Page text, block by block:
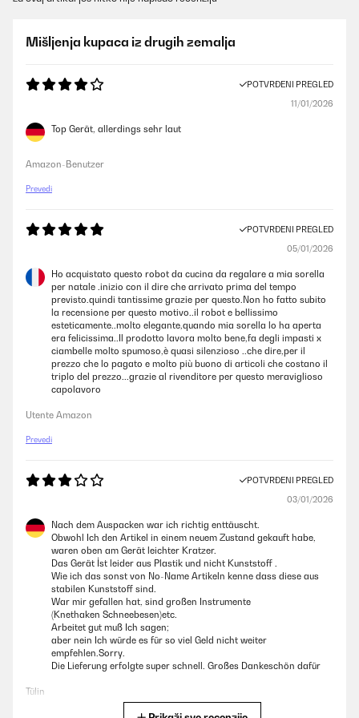
Mišljenja kupaca iz drugih zemalja
POTVRĐENI PREGLED
11/01/2026
Top Gerät, allerdings sehr laut
Amazon-Benutzer
Prevedi
POTVRĐENI PREGLED
05/01/2026
Ho acquistato questo robot da cucina da regalare a mia sorella
per natale .inizio con il dire che arrivato prima del tempo
previsto.quindi tantissime grazie per questo.Non ho fatto subito
la recensione per questo motivo..il robot e bellissimo
esteticamente..molto elegante,quando mia sorella lo ha aperta
era felicissima..Il prodotto lavora molto bene,fa degli impasti x
ciambelle molto spumoso,è quasi silenzioso ..che dire,per il
prezzo che lo pagato e molto più buono di articoli che costano il
triplo del prezzo...grazie al rivenditore per questo meraviglioso
capolavoro
Utente Amazon
Prevedi
POTVRĐENI PREGLED
03/01/2026
Nach dem Auspacken war ich richtig enttäuscht.
Obwohl Ich den Artikel in einem neuem Zustand gekauft habe,
waren oben am Gerät leichter Kratzer.
Das Gerät İst leider aus Plastik und nicht Kunststoff .
Wie ich das sonst von No-Name Artikeln kenne dass diese aus
stabilen Kunststoff sind.
War mir gefallen hat, sind großen Instrumente
(Knethaken Schneebesen)etc.
Arbeitet gut muß Ich sagen;
aber nein Ich würde es für so viel Geld nicht weiter
empfehlen.Sorry.
Die Lieferung erfolgte super schnell. Großes Dankeschön dafür
Tülin